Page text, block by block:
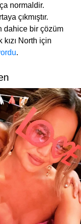
normaldir.
çıkmıştır.
dahice bir çözüm
North için
.